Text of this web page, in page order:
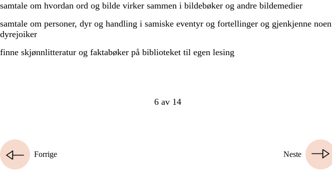
samtale om hvordan ord og bilde virker sammen i bildebøker og andre bildemedier
samtale om personer, dyr og handling i samiske eventyr og fortellinger og gjenkjenne noen
dyrejoiker
finne skjønnlitteratur og faktabøker på biblioteket til egen lesing
6 av 14
Neste
Forrige